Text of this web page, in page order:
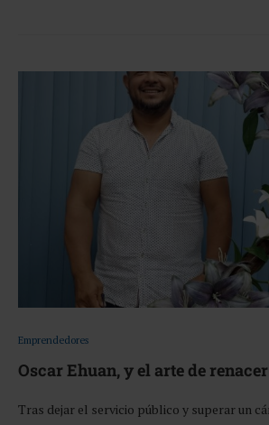
Emprendedores
Oscar Ehuan, y el arte de renacer
Tras dejar el servicio público y superar un